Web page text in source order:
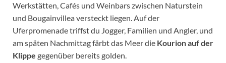
Werkstätten, Cafés und Weinbars zwischen Naturstein
und Bougainvillea versteckt liegen. Auf der
Uferpromenade triffst du Jogger, Familien und Angler, und
am späten Nachmittag färbt das Meer die Kourion auf der
Klippe gegenüber bereits golden.